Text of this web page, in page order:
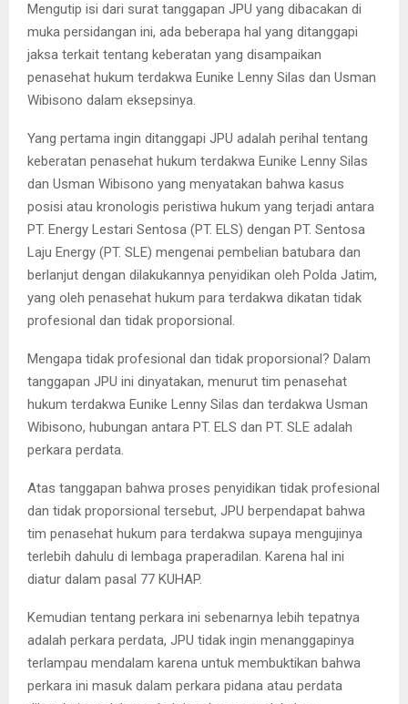
Mengutip isi dari surat tanggapan JPU yang dibacakan di
muka persidangan ini, ada beberapa hal yang ditanggapi
jaksa terkait tentang keberatan yang disampaikan
penasehat hukum terdakwa Eunike Lenny Silas dan Usman
Wibisono dalam eksepsinya.
Yang pertama ingin ditanggapi JPU adalah perihal tentang
keberatan penasehat hukum terdakwa Eunike Lenny Silas
dan Usman Wibisono yang menyatakan bahwa kasus
posisi atau kronologis peristiwa hukum yang terjadi antara
PT. Energy Lestari Sentosa (PT. ELS) dengan PT. Sentosa
Laju Energy (PT. SLE) mengenai pembelian batubara dan
berlanjut dengan dilakukannya penyidikan oleh Polda Jatim,
yang oleh penasehat hukum para terdakwa dikatan tidak
profesional dan tidak proporsional.
Mengapa tidak profesional dan tidak proporsional? Dalam
tanggapan JPU ini dinyatakan, menurut tim penasehat
hukum terdakwa Eunike Lenny Silas dan terdakwa Usman
Wibisono, hubungan antara PT. ELS dan PT. SLE adalah
perkara perdata.
Atas tanggapan bahwa proses penyidikan tidak profesional
dan tidak proporsional tersebut, JPU berpendapat bahwa
tim penasehat hukum para terdakwa supaya mengujinya
terlebih dahulu di lembaga praperadilan. Karena hal ini
diatur dalam pasal 77 KUHAP.
Kemudian tentang perkara ini sebenarnya lebih tepatnya
adalah perkara perdata, JPU tidak ingin menanggapinya
terlampau mendalam karena untuk membuktikan bahwa
perkara ini masuk dalam perkara pidana atau perdata